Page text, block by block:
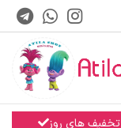
تخفیف های روز